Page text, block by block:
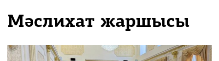
Мәслихат жаршысы